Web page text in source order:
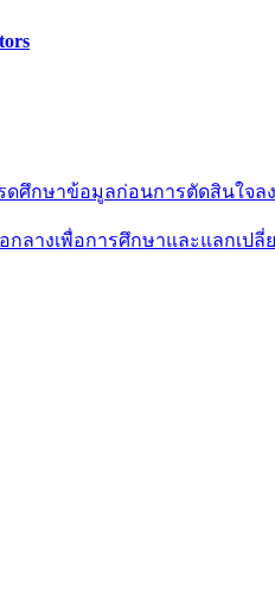
ดศึกษาข้อมูลก่อนการตัดสินใจ
อกลางเพื่อการศึกษาและแลกเ